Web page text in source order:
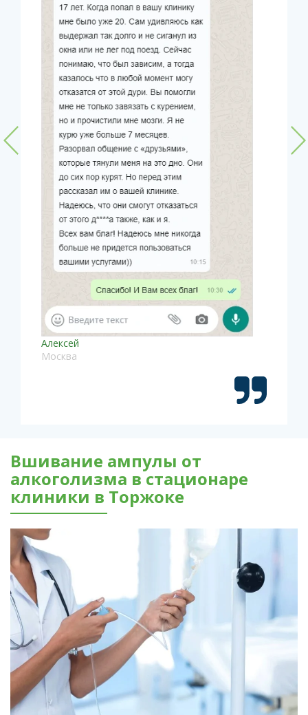
Алексей
Москва
Вшивание ампулы от
алкоголизма в стационаре
клиники в Торжоке